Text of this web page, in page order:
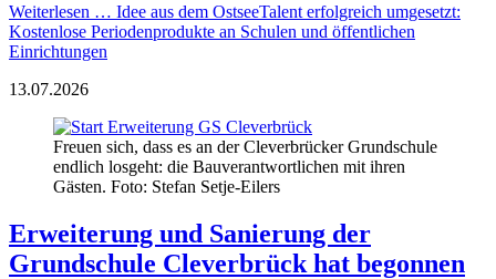
Weiterlesen … Idee aus dem OstseeTalent erfolgreich umgesetzt:
Kostenlose Periodenprodukte an Schulen und öffentlichen
Einrichtungen
13.07.2026
Freuen sich, dass es an der Cleverbrücker Grundschule
endlich losgeht: die Bauverantwortlichen mit ihren
Gästen. Foto: Stefan Setje-Eilers
Erweiterung und Sanierung der
Grundschule Cleverbrück hat begonnen